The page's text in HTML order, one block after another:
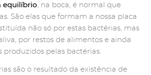
equilíbrio, na boca, é normal que
São elas que formam a nossa placa
não só por estas bactérias, mas
por restos de alimentos e ainda
produzidos pelas bactérias.
são o resultado da existência de